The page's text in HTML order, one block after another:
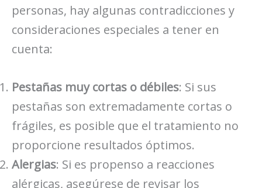
personas, hay algunas contradicciones y
consideraciones especiales a tener en
cuenta:
Pestañas muy cortas o débiles: Si sus
pestañas son extremadamente cortas o
frágiles, es posible que el tratamiento no
proporcione resultados óptimos.
Alergias: Si es propenso a reacciones
alérgicas, asegúrese de revisar los